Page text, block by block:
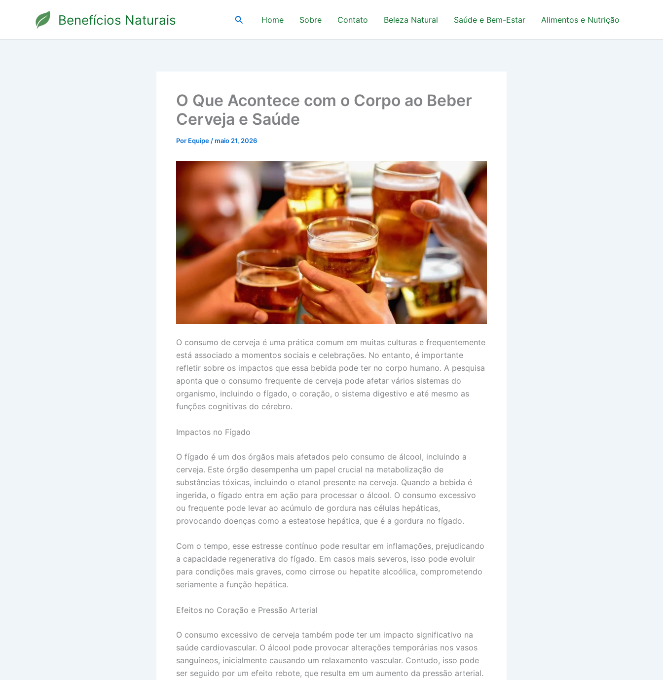
Benefícios Naturais Pesquisar
Home Sobre Contato Beleza Natural Saúde e Bem-Estar Alimentos e Nutrição
O Que Acontece com o Corpo ao Beber
Cerveja e Saúde
Por Equipe /maio 21, 2026
O consumo de cerveja é uma prática comum em muitas culturas e frequentemente
está associado a momentos sociais e celebrações. No entanto, é importante
refletir sobre os impactos que essa bebida pode ter no corpo humano. A pesquisa
aponta que o consumo frequente de cerveja pode afetar vários sistemas do
organismo, incluindo o fígado, o coração, o sistema digestivo e até mesmo as
funções cognitivas do cérebro.
Impactos no Fígado
O fígado é um dos órgãos mais afetados pelo consumo de álcool, incluindo a
cerveja. Este órgão desempenha um papel crucial na metabolização de
substâncias tóxicas, incluindo o etanol presente na cerveja. Quando a bebida é
ingerida, o fígado entra em ação para processar o álcool. O consumo excessivo
ou frequente pode levar ao acúmulo de gordura nas células hepáticas,
provocando doenças como a esteatose hepática, que é a gordura no fígado.
Com o tempo, esse estresse contínuo pode resultar em inflamações, prejudicando
a capacidade regenerativa do fígado. Em casos mais severos, isso pode evoluir
para condições mais graves, como cirrose ou hepatite alcoólica, comprometendo
seriamente a função hepática.
Efeitos no Coração e Pressão Arterial
O consumo excessivo de cerveja também pode ter um impacto significativo na
saúde cardiovascular. O álcool pode provocar alterações temporárias nos vasos
sanguíneos, inicialmente causando um relaxamento vascular. Contudo, isso pode
ser seguido por um efeito rebote, que resulta em um aumento da pressão arterial.